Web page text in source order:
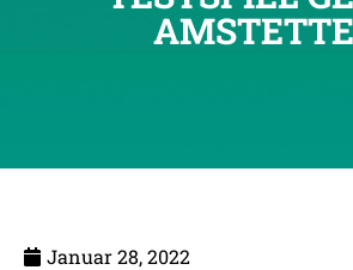
Januar 28, 2022